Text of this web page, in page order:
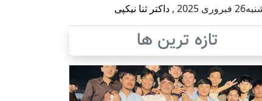
2025
, داکتر ثنا نیکپی
تازه ترین ها